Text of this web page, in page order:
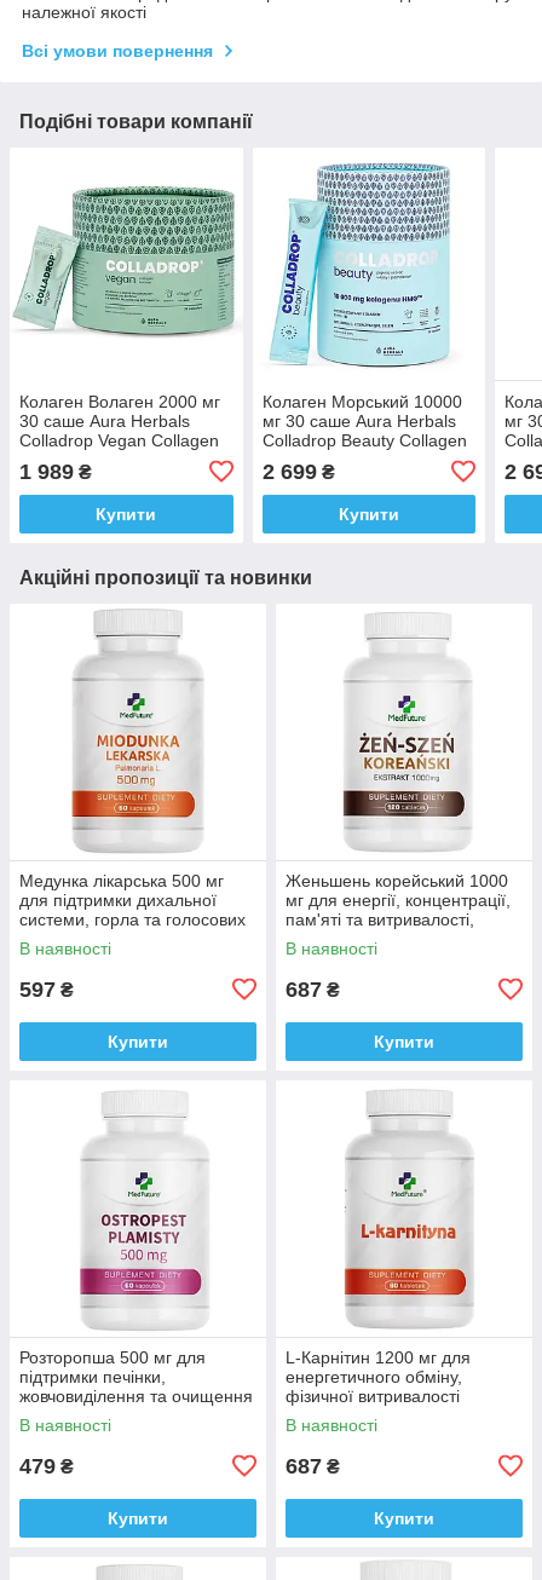
належної якості
Всі умови повернення
Подібні товари компанії
Колаген Волаген 2000 мг
30 саше Aura Herbals
Colladrop Vegan Collagen
Booster Vollagen 2000 mg
смак Лимона
1 989 ₴
Купити
Колаген Морський 10000
мг 30 саше Aura Herbals
Colladrop Beauty Collagen
Ананаса
2 699₴
Купити
мг
2
Акційні пропозиції та новинки
Медунка лікарська 500 мг
для підтримки дихальної
системи, горла та голосових
зв'язок, Medfuture Pulmonaria
60 капсул Доставка з ЄС
В наявності
597 ₴
Купити
Женьшень корейський 1000
мг для енергії, концентрації,
пам'яті та витривалості,
Medfuture Korean Ginseng
120табл. Доставка з ЄС
В наявності
687 ₴
Купити
Розторопша 500 мг для
підтримки печінки,
жовчовиділення та очищення
організму, Medfuture Milk
Thistle 60 капсул Доставка з
В наявності
479 ₴
Купити
L-Карнітин 1200 мг для
енергетичного обміну,
фізичної витривалості
Medfuture L-Carnitine Max
1200 mg, 60 таблеток
В наявності
687 ₴
Купити